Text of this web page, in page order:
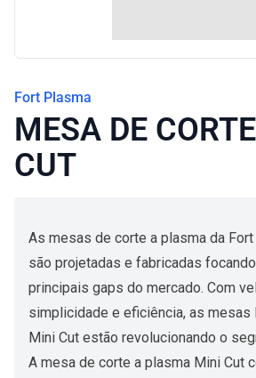
Fort Plasma
MESA DE
CUT
As mesas de corte a plasma da
são projetadas e fabricadas
principais gaps do mercado. Com
simplicidade e eficiência, as mesas
Mini Cut estão revolucionando o
A mesa de corte a plasma Mini Cut